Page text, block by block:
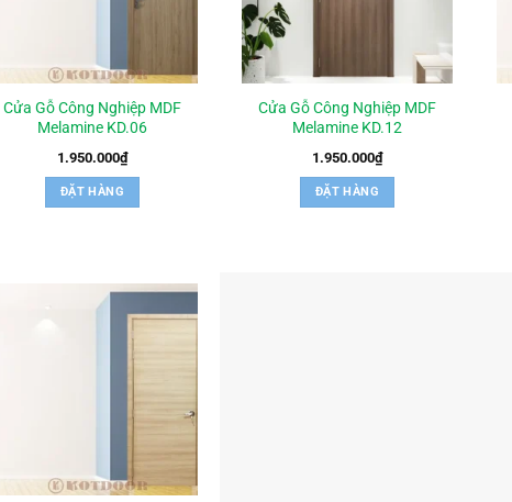
Cửa Gỗ Công Nghiệp MDF
Melamine KD.06
1.950.000₫
ĐẶT HÀNG
Cửa Gỗ Công Nghiệp MDF
Melamine KD.12
1.950.000₫
ĐẶT HÀNG